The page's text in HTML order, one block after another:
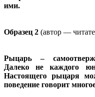
ими.
Образец 2 (автор —
Рыцарь –
Далеко не каждого
Настоящего рыцаря
поведение говорит